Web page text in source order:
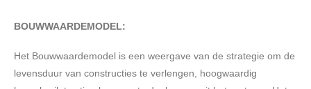
BOUWWAARDEMODEL:
Het Bouwwaardemodel is een weergave van de strategie om de
levensduur van constructies te verlengen, hoogwaardig